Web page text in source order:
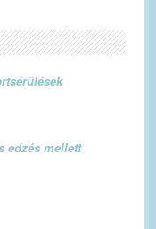
edzés mellett